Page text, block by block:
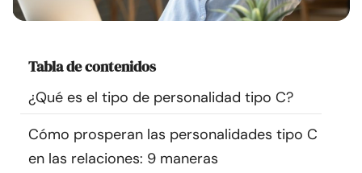
Recursos
Comunidad
Encuentra un terapeuta
Idioma
Tabla de contenidos
¿Qué es el tipo de personalidad tipo C?
Cómo prosperan las personalidades tipo C
en las relaciones: 9 maneras